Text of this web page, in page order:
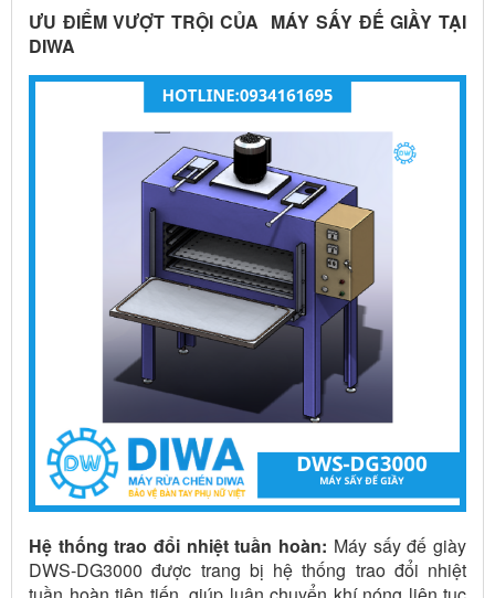
ƯU ĐIỂM VƯỢT TRỘI CỦA MÁY SẤY ĐẾ GIẦY TẠI
DIWA
Hệ thống trao đổi nhiệt tuần hoàn: Máy sấy đế giày
DWS-DG3000 được trang bị hệ thống trao đổi nhiệt